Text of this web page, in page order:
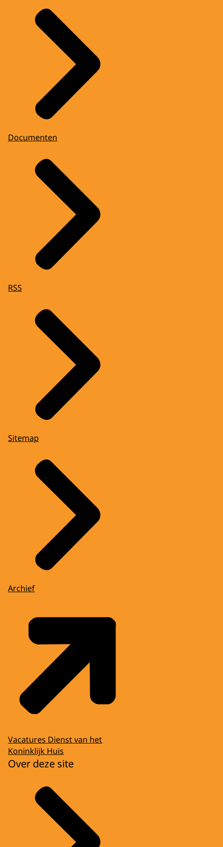
Documenten
RSS
Sitemap
Archief
Vacatures Dienst van het
Koninklijk Huis
Over deze site